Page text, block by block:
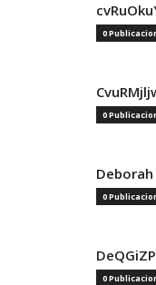
0
0
0
0